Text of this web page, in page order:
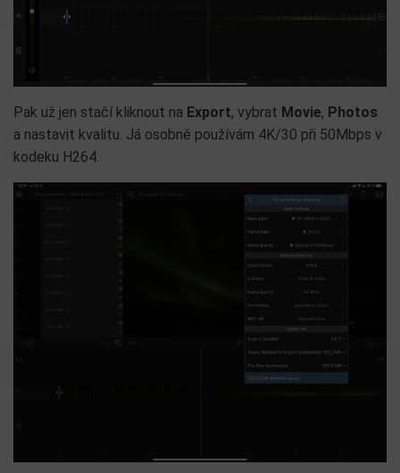
Pak už jen stačí kliknout na Export, vybrat Movie, Photos
a nastavit kvalitu. Já osobně používám 4K/30 při 50Mbps v
kodeku H264.